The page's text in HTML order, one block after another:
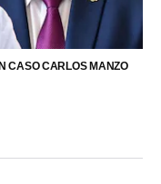
CASO CARLOS MANZO